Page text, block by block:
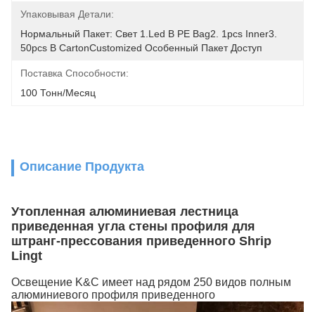
Упаковывая Детали:
Нормальный Пакет: Свет 1.led В PE Bag2. 1pcs Inner3.
50pcs В CartonCustomized Особенный Пакет Доступ
Поставка Способности:
100 Тонн/месяц
Описание Продукта
Утопленная алюминиевая лестница
приведенная угла стены профиля для
штранг-прессования приведенного Shrip
Lingt
Освещение K&C имеет над рядом 250 видов полным
алюминиевого профиля приведенного